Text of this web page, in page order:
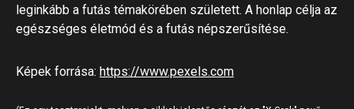
leginkább a futás témakörében született. A honlap célja az
egészséges életmód és a futás népszerűsítése.
Képek forrása: https://www.pexels.com